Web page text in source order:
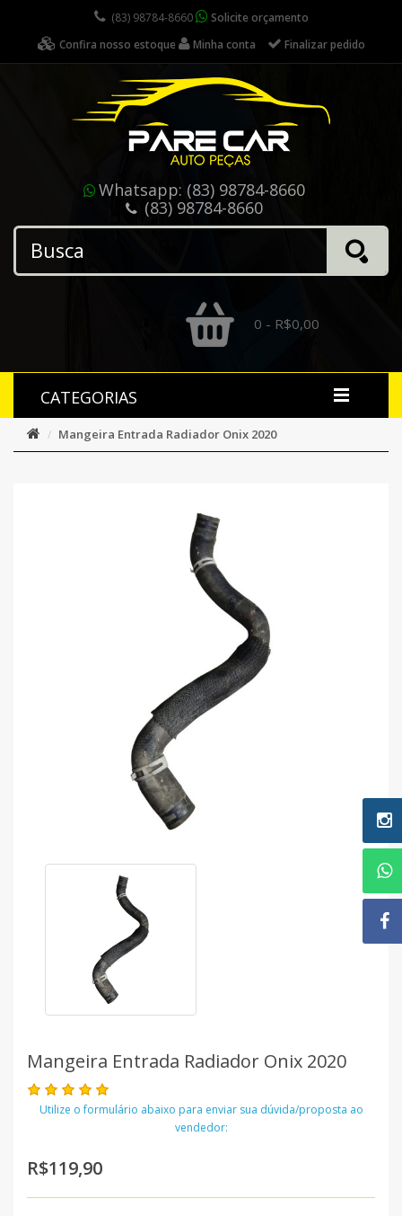
(83) 98784-8660
Solicite orçamento
Confira nosso estoque
Minha conta Finalizar pedido
Whatsapp: (83) 98784-8660
(83) 98784-8660
0 - R$0,00
CATEGORIAS
Mangeira Entrada Radiador Onix 2020
Mangeira Entrada Radiador Onix 2020
Utilize o formulário abaixo para enviar sua dúvida/proposta ao
vendedor:
R$119,90